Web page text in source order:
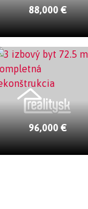
88,000 €
96,000 €